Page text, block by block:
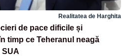
Realitatea de Harghita
de pace dificile și
timp ce Teheranul neagă